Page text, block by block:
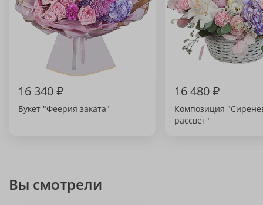
16 340₽
Букет "Феерия заката"
16 480₽
Композиция
рассвет"
Вы смотрели